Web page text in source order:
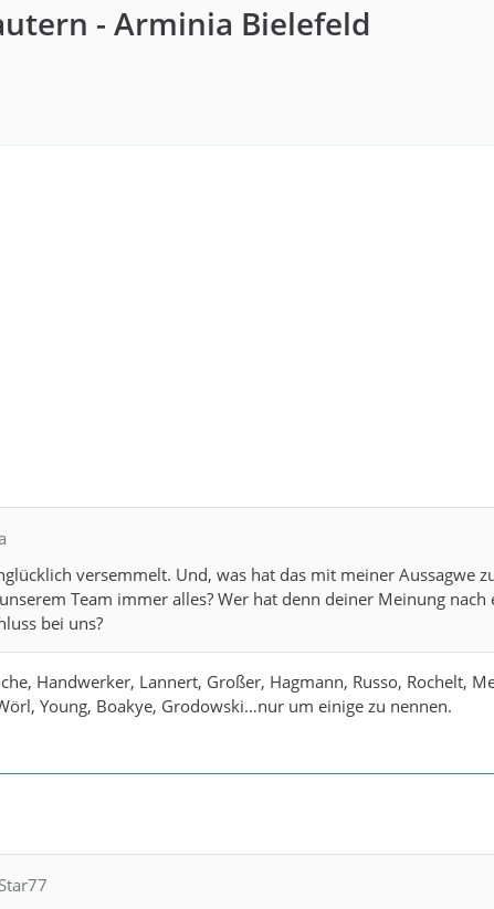
- Arminia Bielefeld
versemmelt. Und, was hat das mit meiner Aussagwe
Team immer alles? Wer hat denn deiner Meinung nach
bei uns?
Handwerker, Lannert, Großer, Hagmann, Russo, Rochelt,
Young, Boakye, Grodowski…nur um einige zu nennen.